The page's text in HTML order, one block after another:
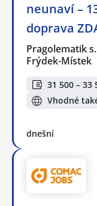
neunaví –
doprava
Pragolematik
Frýdek-Místek
31 500 – 33
Vhodné
dnešní